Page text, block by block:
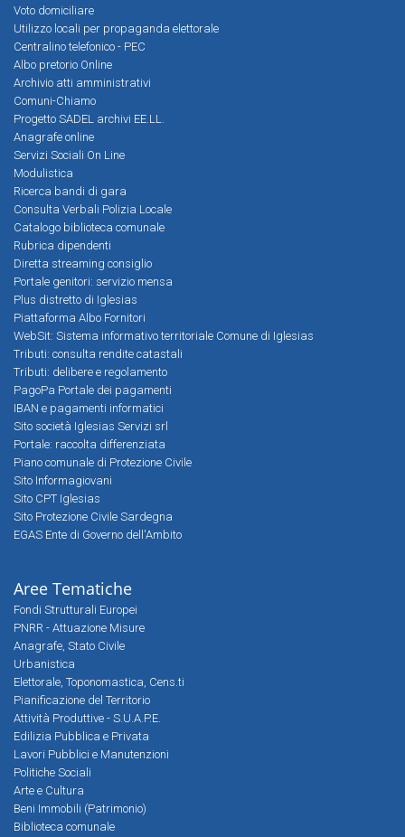
Voto domiciliare
Utilizzo locali per propaganda elettorale
Centralino telefonico - PEC
Albo pretorio Online
Archivio atti amministrativi
Comuni-Chiamo
Progetto SADEL archivi EE.LL.
Anagrafe online
Servizi Sociali On Line
Modulistica
Ricerca bandi di gara
Consulta Verbali Polizia Locale
Catalogo biblioteca comunale
Rubrica dipendenti
Diretta streaming consiglio
Portale genitori: servizio mensa
Plus distretto di Iglesias
Piattaforma Albo Fornitori
WebSit: Sistema informativo territoriale Comune di Iglesias
Tributi: consulta rendite catastali
Tributi: delibere e regolamento
PagoPa Portale dei pagamenti
IBAN e pagamenti informatici
Sito società Iglesias Servizi srl
Portale: raccolta differenziata
Piano comunale di Protezione Civile
Sito Informagiovani
Sito CPT Iglesias
Sito Protezione Civile Sardegna
EGAS Ente di Governo dell'Ambito
Aree Tematiche
Fondi Strutturali Europei
PNRR - Attuazione Misure
Anagrafe, Stato Civile
Urbanistica
Elettorale, Toponomastica, Cens.ti
Pianificazione del Territorio
Attività Produttive - S.U.A.P.E.
Edilizia Pubblica e Privata
Lavori Pubblici e Manutenzioni
Politiche Sociali
Arte e Cultura
Beni Immobili (Patrimonio)
Biblioteca comunale